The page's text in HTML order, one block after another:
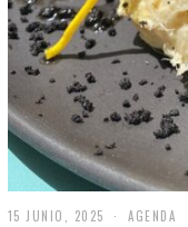
15 JUNIO, 2025 AGENDA